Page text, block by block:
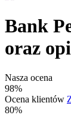
Bank
oraz
Nasza ocena
98%
Ocena klientów
80%